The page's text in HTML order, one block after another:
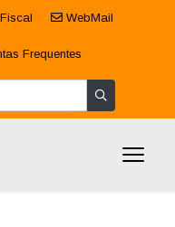
WebMail
Frequentes